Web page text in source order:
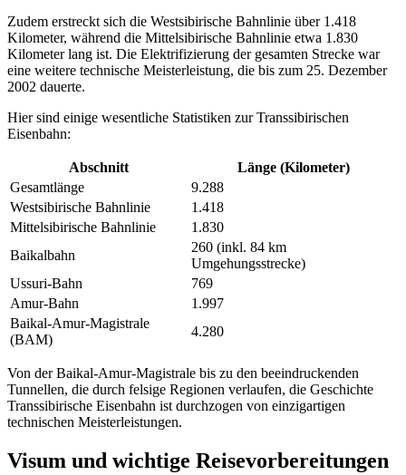
Zudem erstreckt sich die Westsibirische Bahnlinie über 1.418
Kilometer, während die Mittelsibirische Bahnlinie etwa 1.830
Kilometer lang ist. Die Elektrifizierung der gesamten Strecke war
eine weitere technische Meisterleistung, die bis zum 25. Dezember
2002 dauerte.
Hier sind einige wesentliche Statistiken zur Transsibirischen
Eisenbahn:
Abschnitt
Länge (Kilometer)
Gesamtlänge
9.288
Westsibirische Bahnlinie
1.418
Mittelsibirische Bahnlinie
1.830
Baikalbahn
260 (inkl. 84 km
Umgehungsstrecke)
Ussuri-Bahn
769
Amur-Bahn
1.997
Baikal-Amur-Magistrale
(BAM)
4.280
Von der Baikal-Amur-Magistrale bis zu den beeindruckenden
Tunnellen, die durch felsige Regionen verlaufen, die Geschichte
Transsibirische Eisenbahn ist durchzogen von einzigartigen
technischen Meisterleistungen.
Visum und wichtige Reisevorbereitungen